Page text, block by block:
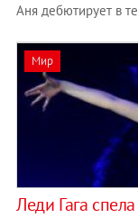
Аня дебютирует в
Мир
Леди Гага